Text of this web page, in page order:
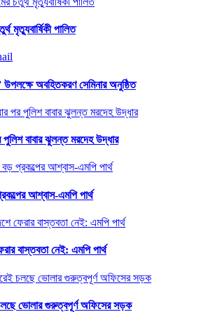
মৃত্যুবার্ষিকী পালিত
উপলক্ষে অবহিতকরণ সেমিনার অনুষ্ঠিত
পুলিশ বাবার ঝুলন্ত মরদেহ উদ্ধার
আশ্বাস-এমপি পার্থ
বাস্তবতা নেই: এমপি পার্থ
ভোলার গুরুত্বপূর্ণ অফিসের সড়ক